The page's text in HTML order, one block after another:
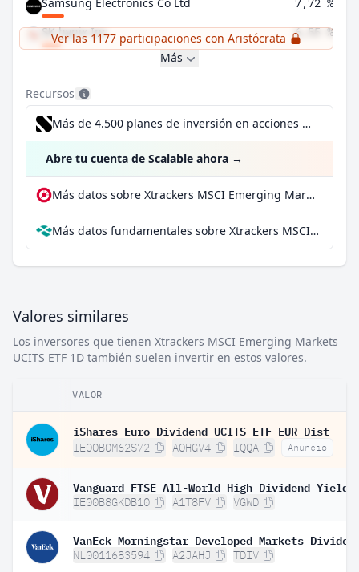
SK hynix Inc 6,55 %
Ver las 1177 participaciones con Aristócrata
Más
Recursos
Más de 4.500 planes de inversión en acciones desde 1 €
Abre tu cuenta de Scalable ahora →
Más datos sobre Xtrackers MSCI Emerging Markets UCITS ETF 1D en extraETF
Más datos fundamentales sobre Xtrackers MSCI Emerging Markets UCITS ETF 1D en Parqet
Valores similares
Los inversores que tienen Xtrackers MSCI Emerging Markets
UCITS ETF 1D también suelen invertir en estos valores.
VALOR
iShares Euro Dividend UCITS ETF EUR Dist
IE00B0M62S72 A0HGV4 IQQA Anuncio
IE00B8GKDB10 A1T8FV VGWD
NL0011683594 A2JAHJ TDIV